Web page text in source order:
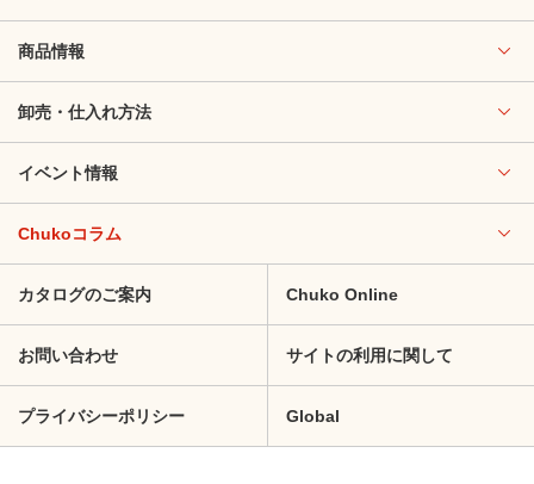
商品情報
卸売・仕入れ方法
イベント情報
Chukoコラム
カタログのご案内 Chuko Online
お問い合わせ サイトの利用に関して
プライバシーポリシー Global